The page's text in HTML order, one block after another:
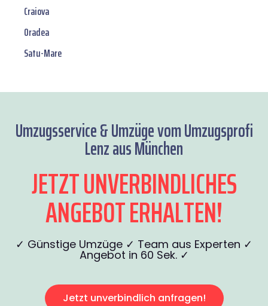
Craiova
Oradea
Satu-Mare
Umzugsservice & Umzüge vom Umzugsprofi
Lenz aus München
JETZT UNVERBINDLICHES
ANGEBOT ERHALTEN!
✓ Günstige Umzüge ✓ Team aus Experten ✓
Angebot in 60 Sek. ✓
Jetzt unverbindlich anfragen!